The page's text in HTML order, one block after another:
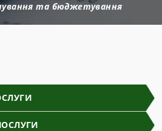
та бюджетування